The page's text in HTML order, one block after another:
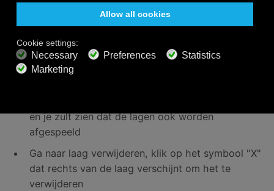
Ga verder met het toevoegen van lagen (Natuur
Kanalen) en veel plezier!
Om een laag te verwijderen:
en je zult zien dat de lagen ook worden
afgespeeld
Ga naar laag verwijderen, klik op het symbool "X"
dat rechts van de laag verschijnt om het te
verwijderen